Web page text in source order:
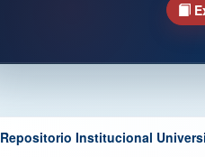
Repositorio Institucional